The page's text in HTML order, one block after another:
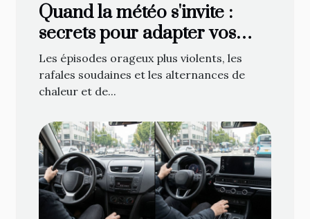
Quand la météo s'invite :
secrets pour adapter vos
bâches face aux caprices du
temps
Les épisodes orageux plus violents, les
rafales soudaines et les alternances de
chaleur et de...